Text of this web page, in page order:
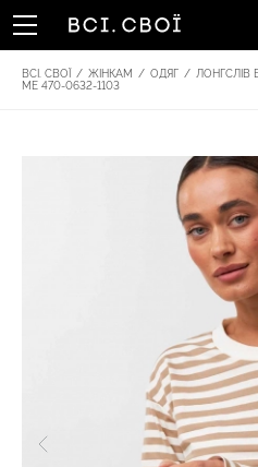
ВСІ. СВОЇ / ЖІНКАМ / ОДЯГ / ЛОНГСЛІВ
ME 470-0632-1103